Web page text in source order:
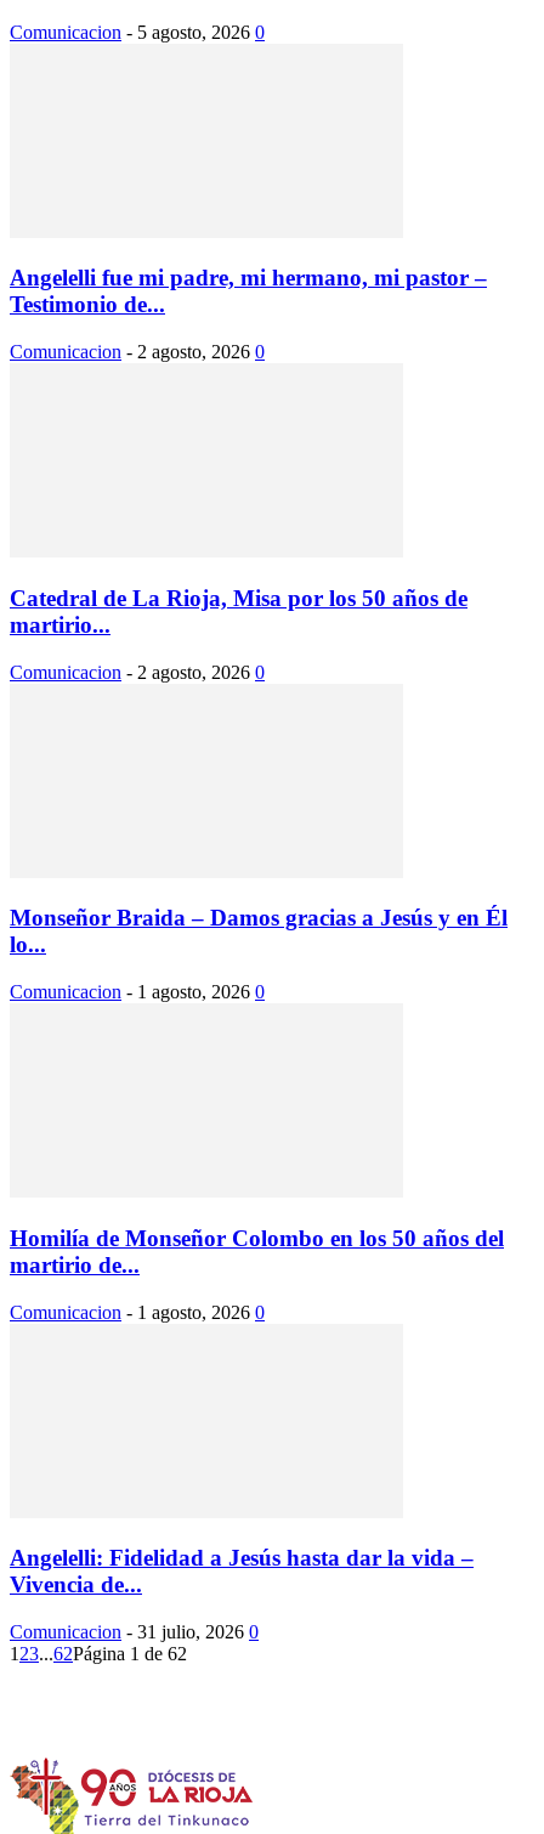
Comunicacion - 5 agosto, 2026 0
Angelelli fue mi padre, mi hermano, mi pastor –
Testimonio de...
Comunicacion - 2 agosto, 2026 0
Catedral de La Rioja, Misa por los 50 años de
martirio...
Comunicacion - 2 agosto, 2026 0
Monseñor Braida – Damos gracias a Jesús y en Él
lo...
Comunicacion - 1 agosto, 2026 0
Homilía de Monseñor Colombo en los 50 años del
martirio de...
Comunicacion - 1 agosto, 2026 0
Angelelli: Fidelidad a Jesús hasta dar la vida –
Vivencia de...
Comunicacion - 31 julio, 2026 0
1 23...62Página 1 de 62